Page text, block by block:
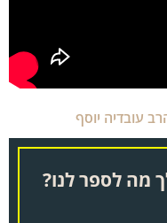
עובדיה יוסף
מה לספר לנו?